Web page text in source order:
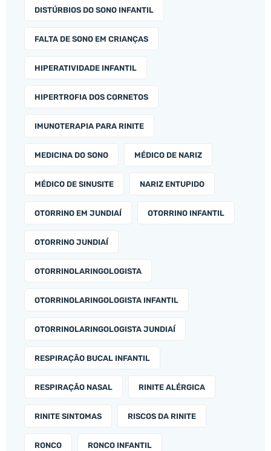
DISTÚRBIOS DO SONO INFANTIL
FALTA DE SONO EM CRIANÇAS
HIPERATIVIDADE INFANTIL
HIPERTROFIA DOS CORNETOS
IMUNOTERAPIA PARA RINITE
MEDICINA DO SONO MÉDICO DE NARIZ
MÉDICO DE SINUSITE NARIZ ENTUPIDO
OTORRINO EM JUNDIAÍ OTORRINO INFANTIL
OTORRINO JUNDIAÍ
OTORRINOLARINGOLOGISTA
OTORRINOLARINGOLOGISTA INFANTIL
OTORRINOLARINGOLOGISTA JUNDIAÍ
RESPIRAÇÃO BUCAL INFANTIL
RESPIRAÇÃO NASAL RINITE ALÉRGICA
RINITE SINTOMAS RISCOS DA RINITE
RONCO RONCO INFANTIL